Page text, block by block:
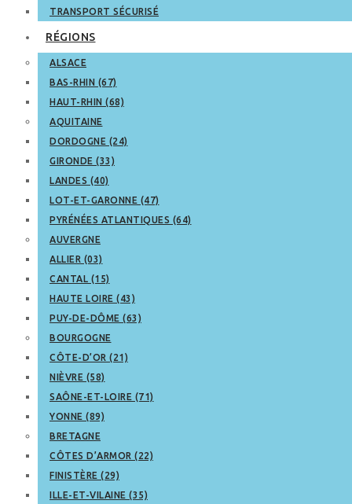
TRANSPORT SÉCURISÉ
RÉGIONS
ALSACE
BAS-RHIN (67)
HAUT-RHIN (68)
AQUITAINE
DORDOGNE (24)
GIRONDE (33)
LANDES (40)
LOT-ET-GARONNE (47)
PYRÉNÉES ATLANTIQUES (64)
AUVERGNE
ALLIER (03)
CANTAL (15)
HAUTE LOIRE (43)
PUY-DE-DÔME (63)
BOURGOGNE
CÔTE-D’OR (21)
NIÈVRE (58)
SAÔNE-ET-LOIRE (71)
YONNE (89)
BRETAGNE
CÔTES D’ARMOR (22)
FINISTÈRE (29)
ILLE-ET-VILAINE (35)